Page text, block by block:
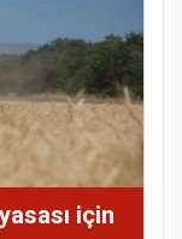
için